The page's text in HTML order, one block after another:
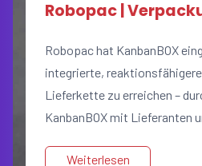
Robopac |
Robopac hat KanbanBOX
integrierte,
Lieferkette zu erreichen –
KanbanBOX mit Lieferanten
Weiterlesen